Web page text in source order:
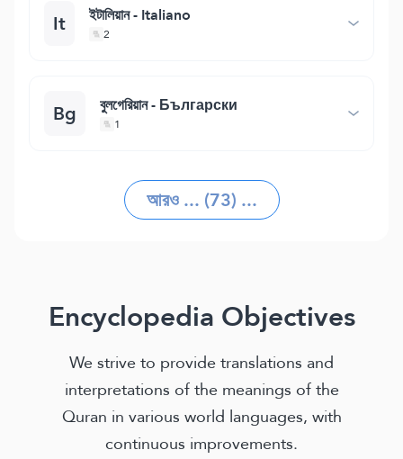
It ইটালিয়ান - Italiano
2
Bg বুলগেরিয়ান - Български
1
আরও ... (73) ...
Encyclopedia Objectives
We strive to provide translations and
interpretations of the meanings of the
Quran in various world languages, with
continuous improvements.